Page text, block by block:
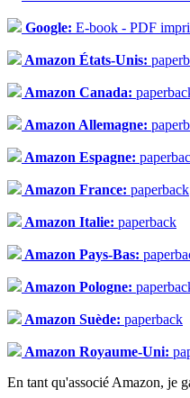
Google: E-book - PDF
Amazon États-Unis:
Amazon Canada:
Amazon Allemagne:
Amazon Espagne:
Amazon France: paperback
Amazon Italie: paperback
Amazon Pays-Bas:
Amazon Pologne:
Amazon Suède: paperback
Amazon Royaume-Uni:
En tant qu'associé Amazon, je